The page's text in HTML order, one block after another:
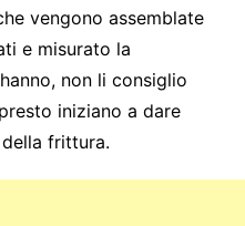
vengono assemblate
e misurato la
non li consiglio
iniziano a dare
frittura.